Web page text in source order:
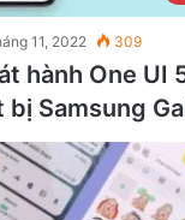
11, 2022 309
hành One UI
Samsung